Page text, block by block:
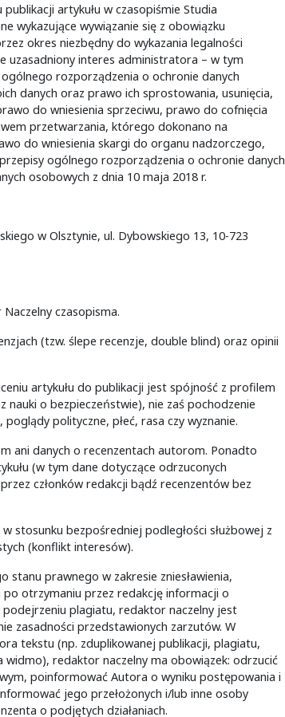
artykułu w czasopiśmie Studia
wykazujące wywiązanie się z obowiązku
okres niezbędny do wykazania legalności
uzasadniony interes administratora – w tym
rozporządzenia o ochronie danych
danych oraz prawo ich sprostowania, usunięcia,
do wniesienia sprzeciwu, prawo do cofnięcia
przetwarzania, którego dokonano na
do wniesienia skargi do organu nadzorczego,
ogólnego rozporządzenia o ochronie danych
osobowych z dnia 10 maja 2018 r.
w Olsztynie, ul. Dybowskiego 13, 10-723
czasopisma.
(tzw. ślepe recenzje, double blind) oraz opinii
artykułu do publikacji jest spójność z profilem
nauki o bezpieczeństwie), nie zaś pochodzenie
polityczne, płeć, rasa czy wyznanie.
ani danych o recenzentach autorom. Ponadto
(w tym dane dotyczące odrzuconych
członków redakcji bądź recenzentów bez
stosunku bezpośredniej podległości służbowej z
(konflikt interesów).
stanu prawnego w zakresie zniesławienia,
po otrzymaniu przez redakcję informacji o
plagiatu, redaktor naczelny jest
zasadności przedstawionych zarzutów. W
tekstu (np. zduplikowanej publikacji, plagiatu,
redaktor naczelny ma obowiązek: odrzucić
poinformować Autora o wyniku postępowania i
jego przełożonych i/lub inne osoby
o podjętych działaniach.